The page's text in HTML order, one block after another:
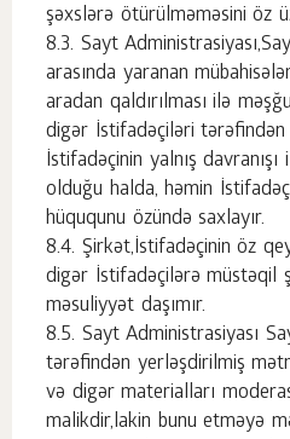
şəxslərə ötürülməməsini öz
Sayt
arasında yaranan
aradan qaldırılması ilə
digər İstifadəçiləri tərəfindən
İstifadəçinin yalnış
olduğu halda, həmin
hüququnu özündə saxlayır.
Şirkət,İstifadəçinin öz
digər İstifadəçilərə müstəqil
məsuliyyət daşımır.
Sayt Administrasiyası
tərəfindən yerləşdirilmiş
və digər materialları
malikdir,lakin bunu etməyə